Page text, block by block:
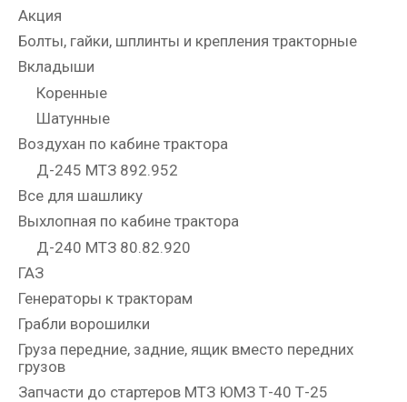
Акция
Болты, гайки, шплинты и крепления тракторные
Вкладыши
Коренные
Шатунные
Воздухан по кабине трактора
Д-245 МТЗ 892.952
Все для шашлику
Выхлопная по кабине трактора
Д-240 МТЗ 80.82.920
ГАЗ
Генераторы к тракторам
Грабли ворошилки
Груза передние, задние, ящик вместо передних
грузов
Запчасти до стартеров МТЗ ЮМЗ Т-40 Т-25